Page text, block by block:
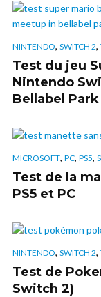
NINTENDO, SWITCH 2,
Test du jeu
Nintendo
Bellabel Park
MICROSOFT, PC, PS5,
Test de la
PS5 et PC
NINTENDO, SWITCH 2,
Test de
Switch 2)